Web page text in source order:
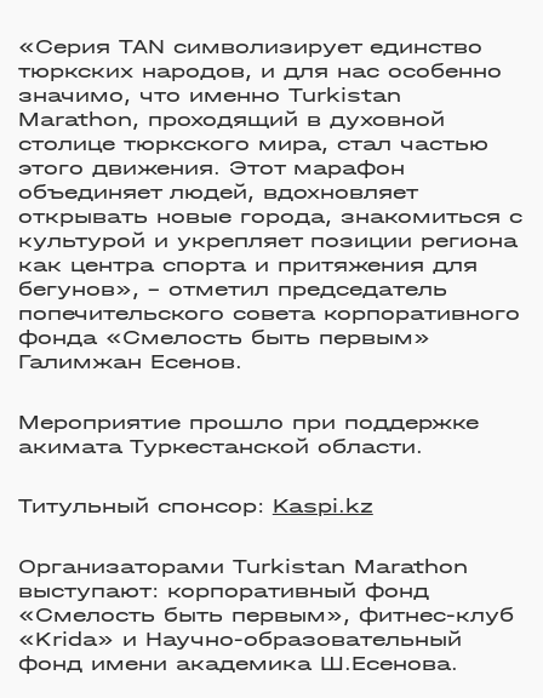
«Серия TAN символизирует единство
тюркских народов, и для нас особенно
значимо, что именно Turkistan
Marathon, проходящий в духовной
столице тюркского мира, стал частью
этого движения. Этот марафон
объединяет людей, вдохновляет
открывать новые города, знакомиться с
культурой и укрепляет позиции региона
как центра спорта и притяжения для
бегунов», – отметил председатель
попечительского совета корпоративного
фонда «Смелость быть первым»
Галимжан Есенов.
Мероприятие прошло при поддержке
акимата Туркестанской области.
Титульный спонсор: Kaspi.kz
Организаторами Turkistan Marathon
выступают: корпоративный фонд
«Смелость быть первым», фитнес-клуб
«Krida» и Научно-образовательный
фонд имени академика Ш.Есенова.